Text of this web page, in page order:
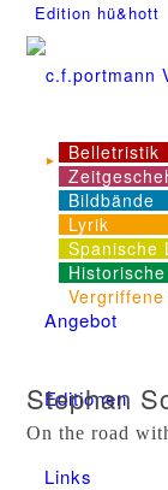
Edition hü&hott
NEWS
Angebot
Editionen
Links
Belletristik
Bildbände
Lyrik
Spanische
Stephan
On the road